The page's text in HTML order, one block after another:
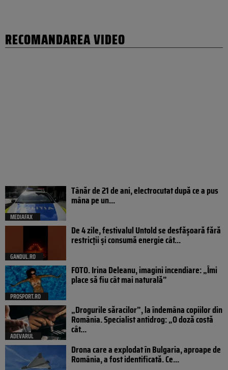
RECOMANDAREA VIDEO
MEDIAFAX
Tânăr de 21 de ani, electrocutat după ce a pus
mâna pe un...
GANDUL.RO
De 4 zile, festivalul Untold se desfășoară fără
restricții și consumă energie cât...
PROSPORT.RO
FOTO. Irina Deleanu, imagini incendiare: „Îmi
place să fiu cât mai naturală”
ADEVARUL
„Drogurile săracilor”, la îndemâna copiilor din
România. Specialist antidrog: „O doză costă
cât...
Drona care a explodat în Bulgaria, aproape de
România, a fost identificată. Ce...